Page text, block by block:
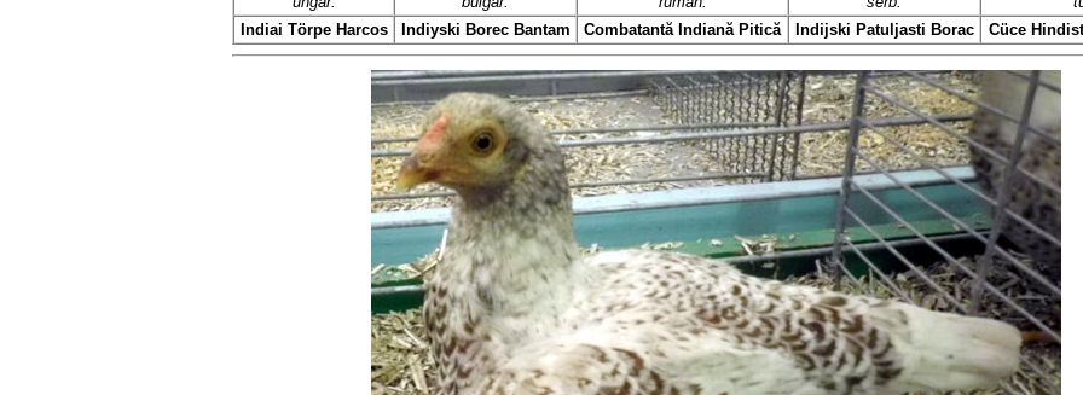
Indiai Törpe Harcos
Indiyski Borec Bantam Combatantă Indiană Pitică Indijski Patuljasti Borac Cüce